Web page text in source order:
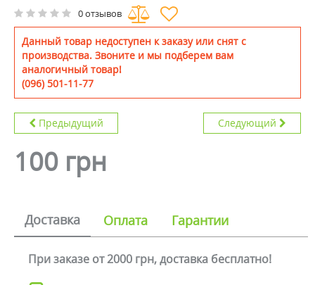
0 отзывов
Данный товар недоступен к заказу или снят с
производства. Звоните и мы подберем вам
аналогичный товар!
(096) 501-11-77
Предыдущий Следующий
100 грн
Доставка Оплата Гарантии
При заказе от 2000 грн, доставка бесплатно!